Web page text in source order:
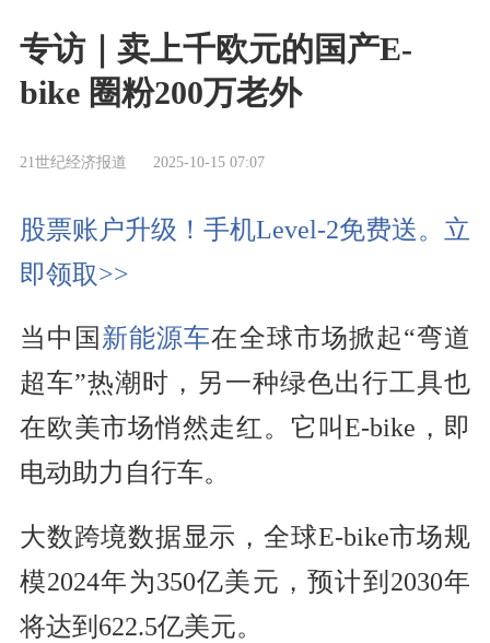
专访｜卖上千欧元的国产E-
bike 圈粉200万老外
21世纪经济报道 2025-10-15 07:07
股票账户升级！手机Level-2免费送。立
即领取>>
当中国 新能源车在全球市场掀起“弯道
超车”热潮时，另一种绿色出行工具也
在欧美市场悄然走红。它叫E-bike，即
电动助力自行车。
大数跨境数据显示，全球E-bike市场规
模2024年为350亿美元，预计到2030年
将达到622.5亿美元。